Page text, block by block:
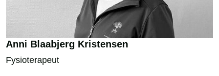
Anni Blaabjerg Kristensen
Fysioterapeut